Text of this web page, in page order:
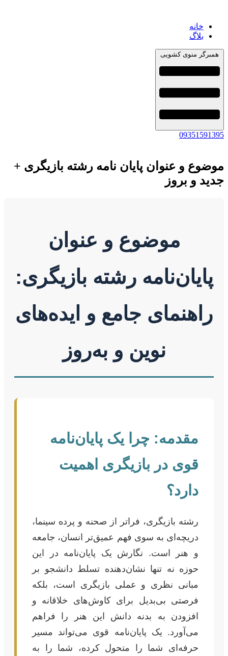
خانه
بلاگ
همبرگر منوی کشویی
09351591395
موضوع و عنوان پایان نامه رشته بازیگری +
جدید و بروز
موضوع و عنوان
پایان‌نامه رشته بازیگری:
راهنمای جامع و ایده‌های
نوین و به‌روز
مقدمه: چرا یک پایان‌نامه
قوی در بازیگری اهمیت
دارد؟
رشته بازیگری، فراتر از صحنه و پرده سینما،
دریچه‌ای به سوی فهم عمیق‌تر انسان، جامعه
و هنر است. نگارش یک پایان‌نامه در این
حوزه نه تنها نشان‌دهنده تسلط دانشجو بر
مبانی نظری و عملی بازیگری است، بلکه
فرصتی بی‌بدیل برای کاوش‌های خلاقانه و
افزودن به بدنه دانش این هنر را فراهم
می‌آورد. یک پایان‌نامه قوی می‌تواند مسیر
حرفه‌ای شما را متحول کرده، شما را به